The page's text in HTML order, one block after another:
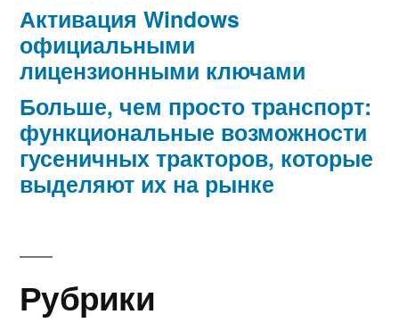
Активация Windows
официальными
лицензионными ключами
Больше, чем просто транспорт:
функциональные возможности
гусеничных тракторов, которые
выделяют их на рынке
Рубрики